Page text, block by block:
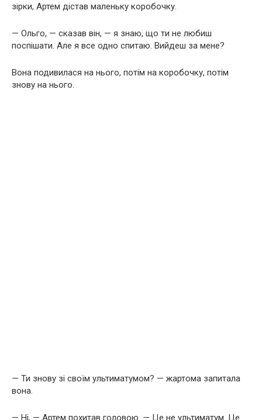
зірки, Артем дістав маленьку коробочку.
— Ольго, — сказав він, — я знаю, що ти не любиш
поспішати. Але я все одно спитаю. Вийдеш за мене?
Вона подивилася на нього, потім на коробочку, потім
знову на нього.
— Ти знову зі своїм ультиматумом? — жартома запитала
вона.
— Ні, — Артем похитав головою. — Це не ультиматум. Це